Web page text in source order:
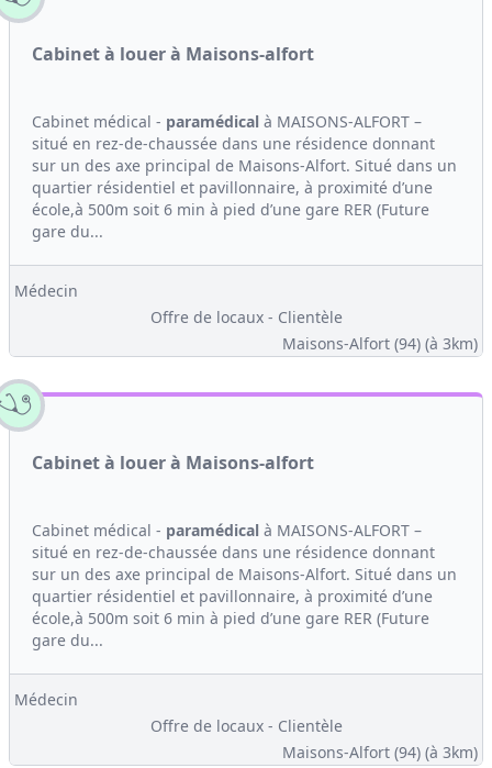
Cabinet à louer à Maisons-alfort
Cabinet médical - paramédical à MAISONS-ALFORT –
situé en rez-de-chaussée dans une résidence donnant
sur un des axe principal de Maisons-Alfort. Situé dans un
quartier résidentiel et pavillonnaire, à proximité d’une
école,à 500m soit 6 min à pied d’une gare RER (Future
gare du...
Médecin
Offre de locaux - Clientèle
Maisons-Alfort (94) (à 3km)
Cabinet à louer à Maisons-alfort
Cabinet médical - paramédical à MAISONS-ALFORT –
situé en rez-de-chaussée dans une résidence donnant
sur un des axe principal de Maisons-Alfort. Situé dans un
quartier résidentiel et pavillonnaire, à proximité d’une
école,à 500m soit 6 min à pied d’une gare RER (Future
gare du...
Médecin
Offre de locaux - Clientèle
Maisons-Alfort (94) (à 3km)